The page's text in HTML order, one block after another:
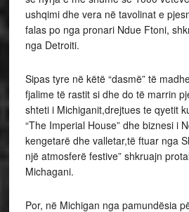
ushqimi dhe vera në tavolinat e
falas po nga pronari Ndue Ftoni,
nga Detroiti.
Sipas tyre në këtë “dasmë” të
fjalime të rastit si dhe do të marrin
shteti i Michiganit,drejtues te qyetit
“The Imperial House” dhe biznesi i
kengetarë dhe valletar,të ftuar nga
një atmosferë festive” shkruajn
Michagani.
Por, në Michigan nga pamundësia